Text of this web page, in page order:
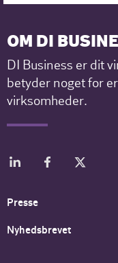
OM DI
DI Business er dit
betyder noget for
virksomheder.
Presse
Nyhedsbrevet